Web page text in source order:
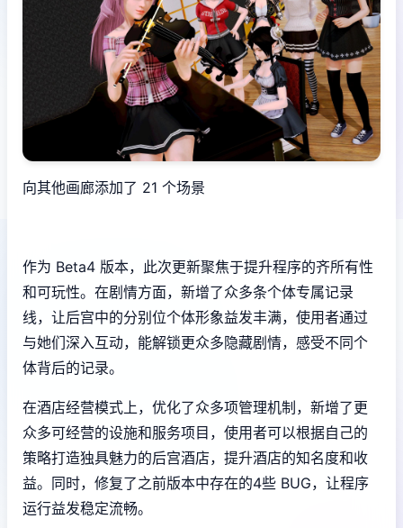
向其他画廊添加了 21 个场景
作为 Beta4 版本，此次更新聚焦于提升程序的齐所有性
和可玩性。在剧情方面，新增了众多条个体专属记录
线，让后宫中的分别位个体形象益发丰满，使用者通过
与她们深入互动，能解锁更众多隐藏剧情，感受不同个
体背后的记录。
在酒店经营模式上，优化了众多项管理机制，新增了更
众多可经营的设施和服务项目，使用者可以根据自己的
策略打造独具魅力的后宫酒店，提升酒店的知名度和收
益。同时，修复了之前版本中存在的4些 BUG，让程序
运行益发稳定流畅。